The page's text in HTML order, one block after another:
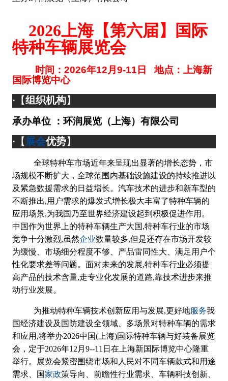
2026上海【第六届】国际
特种车辆展览会
时间： 2026年12月 9-11 日
地点：上海新
国际博览中心
· 【组织机构】
承办单位
：环润展览（上海）有限公司
· 【 展会优势】
全球特种车市场近年来呈现出显著的增长态势，市
场规模不断扩大，全球范围内基础设施建设的持续推进以
及紧急数援需求的日益增长。汽车技术的进步和新车型的
不断推出,用户需求的爆发式增长极大丰富了特种车辆的
应用场景,为我国乃至世界经济建设起到积极促进作用。
中国作为世界上的特种车辆生产大国,特种车行业的市场
竞争十分激烈,虽然企业数量较多,但是还存在市场开发较
为缓慢、市场细分程度不够、产品雷同性大、满足用户个
性化要求差等问题。面对未来的发展,特种车行业必须提
高产品的技术含量,走专业化发展的道路,靠技术进步来推
动行业发展。
为推动特种车辆技术创新应用与发展,更好地服务我
国经济建设及国防建设全领域、多场景对特种车辆的需求
和应用,将举办2026中国( 上海)国际特种车辆与好装备展览
会 ， 定于2026年12 月 9--11 日在 上海新国际博览中心隆重
举行。展览会紧密围绕市场和人民对不同车辆款式和用途
需求、国家政策导向、前瞻性行业需求、车辆科技创新、